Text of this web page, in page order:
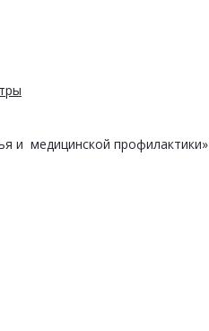
и медицинской профилактики»